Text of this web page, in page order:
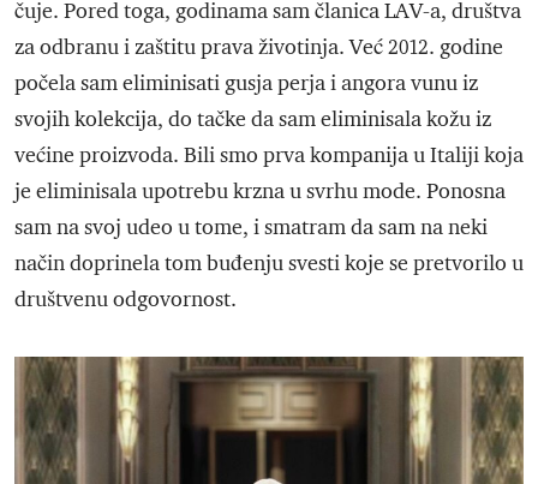
čuje. Pored toga, godinama sam članica LAV-a, društva
za odbranu i zaštitu prava životinja. Već 2012. godine
počela sam eliminisati gusja perja i angora vunu iz
svojih kolekcija, do tačke da sam eliminisala kožu iz
većine proizvoda. Bili smo prva kompanija u Italiji koja
je eliminisala upotrebu krzna u svrhu mode. Ponosna
sam na svoj udeo u tome, i smatram da sam na neki
način doprinela tom buđenju svesti koje se pretvorilo u
društvenu odgovornost.